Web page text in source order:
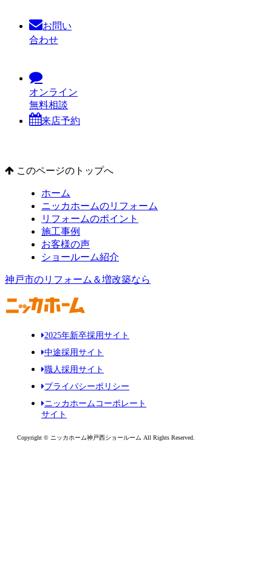
お問い
合わせ
オンライン
無料相談
来店予約
このページのトップへ
ホーム
ニッカホームのリフォーム
リフォームのポイント
施工事例
お客様の声
ショールーム紹介
神戸市のリフォーム＆増改築なら
2025年新卒採用サイト
中途採用サイト
職人採用サイト
プライバシーポリシー
ニッカホームコーポレート
サイト
Copyright © ニッカホーム神戸西ショールーム All Rights Reserved.